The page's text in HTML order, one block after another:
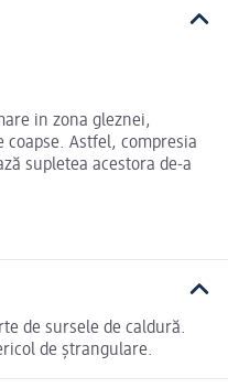
in zona gleznei,
Astfel, compresia
supletea acestora de-a
de sursele de caldură.
de ștrangulare.